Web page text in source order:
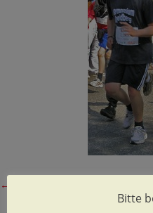
←
Bitte